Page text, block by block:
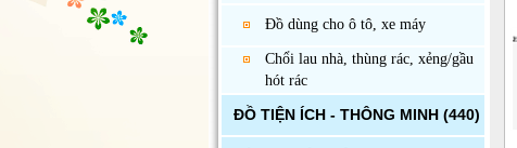
Đồ dùng cho ô tô, xe máy
Chổi lau nhà, thùng rác, xẻng/gầu
hót rác
ĐỒ TIỆN ÍCH - THÔNG MINH (440)